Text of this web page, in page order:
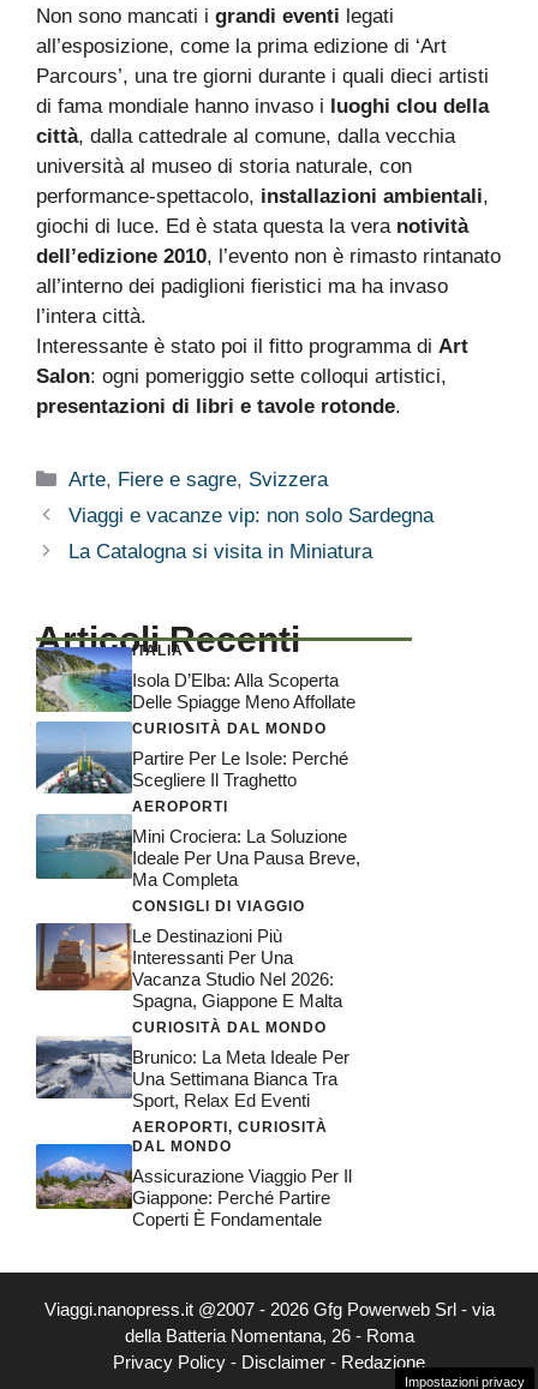
Non sono mancati i grandi eventi legati
all’esposizione, come la prima edizione di ‘Art
Parcours’, una tre giorni durante i quali dieci artisti
di fama mondiale hanno invaso i luoghi clou della
città, dalla cattedrale al comune, dalla vecchia
università al museo di storia naturale, con
performance-spettacolo, installazioni ambientali,
giochi di luce. Ed è stata questa la vera notività
dell’edizione 2010, l’evento non è rimasto rintanato
all’interno dei padiglioni fieristici ma ha invaso
l’intera città.
Interessante è stato poi il fitto programma di Art
Salon: ogni pomeriggio sette colloqui artistici,
presentazioni di libri e tavole rotonde.
Categorie
Arte, Fiere e sagre, Svizzera
Viaggi e vacanze vip: non solo Sardegna
La Catalogna si visita in Miniatura
Articoli Recenti
ITALIA
Isola D’Elba: Alla Scoperta
Delle Spiagge Meno Affollate
CURIOSITÀ DAL MONDO
Partire Per Le Isole: Perché
Scegliere Il Traghetto
AEROPORTI
Mini Crociera: La Soluzione
Ideale Per Una Pausa Breve,
Ma Completa
CONSIGLI DI VIAGGIO
Le Destinazioni Più
Interessanti Per Una
Vacanza Studio Nel 2026:
Spagna, Giappone E Malta
CURIOSITÀ DAL MONDO
Brunico: La Meta Ideale Per
Una Settimana Bianca Tra
Sport, Relax Ed Eventi
AEROPORTI, CURIOSITÀ
DAL MONDO
Assicurazione Viaggio Per Il
Giappone: Perché Partire
Coperti È Fondamentale
Viaggi.nanopress.it @2007 - 2026 Gfg Powerweb Srl - via
della Batteria Nomentana, 26 - Roma
Privacy Policy - Disclaimer - Redazione
Impostazioni privacy